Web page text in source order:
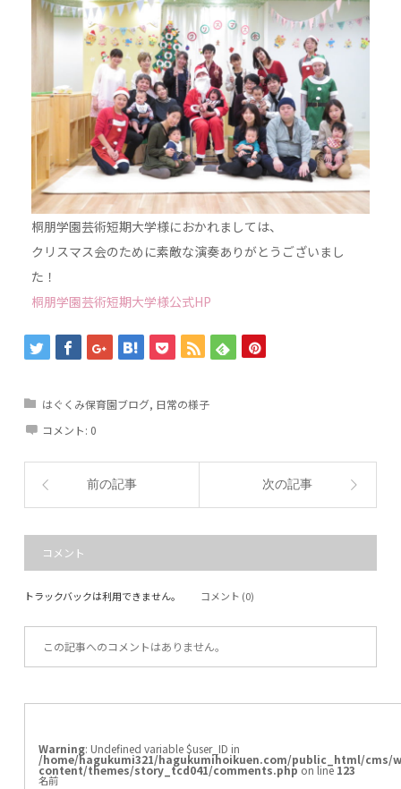
桐朋学園芸術短期大学様におかれましては、
クリスマス会のために素敵な演奏ありがとうございまし
た！
桐朋学園芸術短期大学様公式HP
はぐくみ保育園ブログ, 日常の様子
コメント: 0
前の記事 次の記事
コメント
トラックバックは利用できません。 コメント (0)
この記事へのコメントはありません。
Warning : Undefined variable $user_ID in
/home/hagukumi321/hagukumihoikuen.com/public_html/cms/
content/themes/story_tcd041/comments.php on line 123
名前